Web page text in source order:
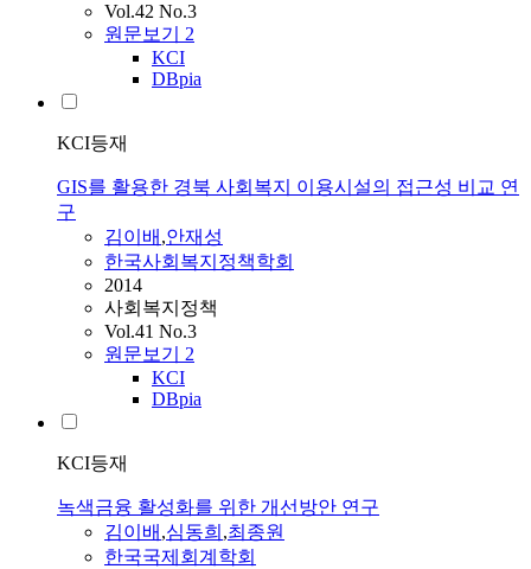
Vol.42 No.3
원문보기 2
KCI
DBpia
KCI등재
GIS를 활용한 경북 사회복지 이용시설의 접근성 비교 연
구
김이배 ,안재성
한국사회복지정책학회
2014
사회복지정책
Vol.41 No.3
원문보기 2
KCI
DBpia
KCI등재
녹색금융 활성화를 위한 개선방안 연구
김이배 ,심동희 ,최종원
한국국제회계학회